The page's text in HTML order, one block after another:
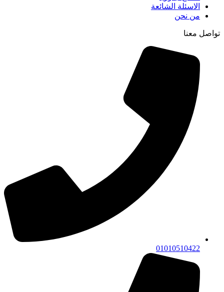
الاسئلة الشائعة
من نحن
تواصل معنا
01010510422